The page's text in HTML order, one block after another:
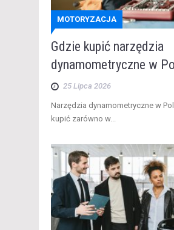
MOTORYZACJA
Gdzie kupić narzędzia
dynamometryczne w
25 Lipca 2026
​Narzędzia dynamometryczne w
kupić zarówno w...